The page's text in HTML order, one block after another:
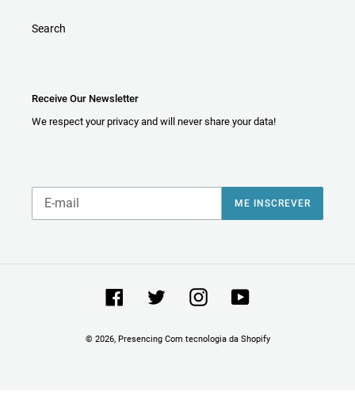
Search
Receive Our Newsletter
We respect your privacy and will never share your data!
ME INSCREVER
Facebook Twitter InstagramYouTube
© 2026, Presencing Com tecnologia da Shopify